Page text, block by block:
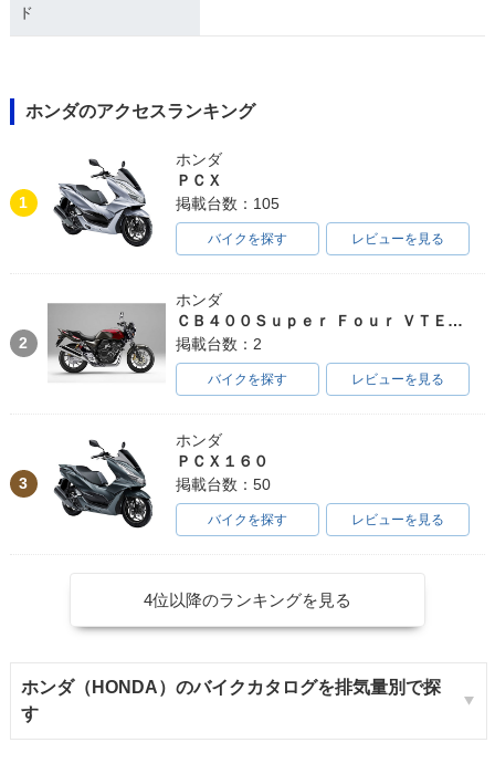
ド
ホンダのアクセスランキング
1
ホンダ
ＰＣＸ
掲載台数：105
バイクを探す レビューを見る
2
ホンダ
ＣＢ４００Ｓｕｐｅｒ Ｆｏｕｒ ＶＴＥＣ ＳＰＥＣ３
掲載台数：2
バイクを探す レビューを見る
3
ホンダ
ＰＣＸ１６０
掲載台数：50
バイクを探す レビューを見る
4位以降のランキングを見る
ホンダ（HONDA）のバイクカタログを排気量別で探
す